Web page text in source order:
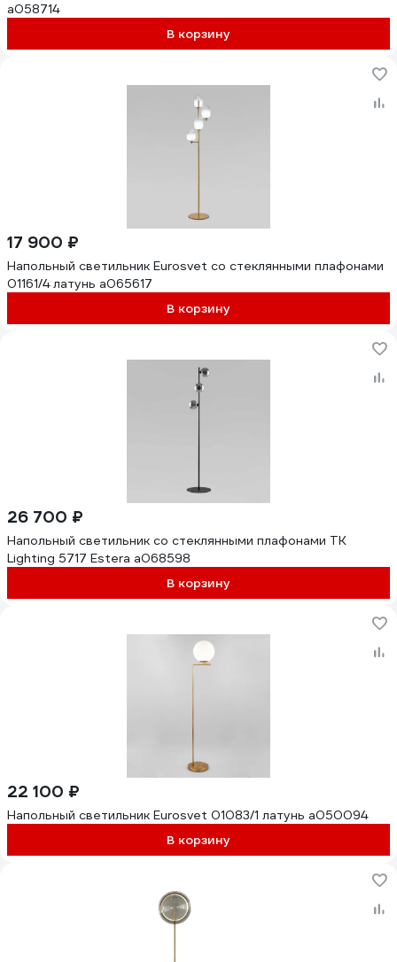
a058714
В корзину
17 900 ₽
Напольный светильник Eurosvet со стеклянными плафонами
01161/4 латунь a065617
В корзину
26 700 ₽
Напольный светильник со стеклянными плафонами TK
Lighting 5717 Estera a068598
В корзину
22 100 ₽
Напольный светильник Eurosvet 01083/1 латунь a050094
В корзину